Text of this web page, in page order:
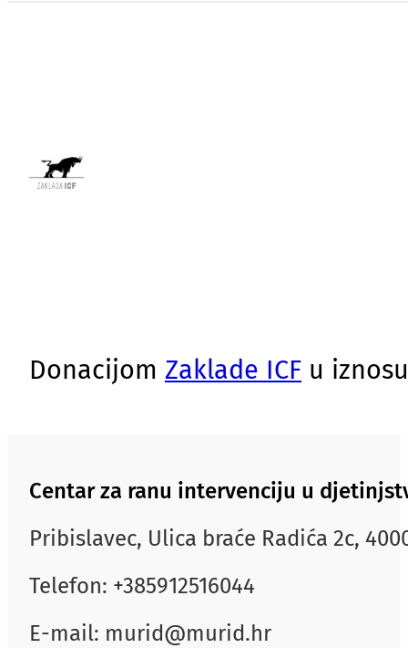
Donacijom Zaklade ICF u
Centar za ranu intervenciju u
Pribislavec, Ulica braće Radića 2c,
Telefon: +385912516044
E-mail: murid@murid.hr